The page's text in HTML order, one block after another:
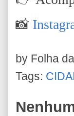
📸
by Folha
Tags: